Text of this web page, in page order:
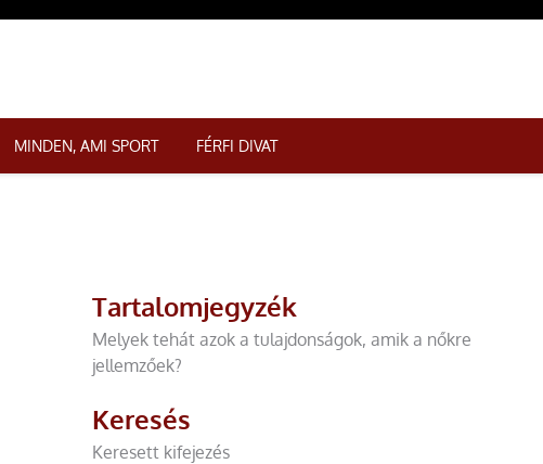
MINDEN, AMI SPORT FÉRFI DIVAT
Tartalomjegyzék
Melyek tehát azok a tulajdonságok, amik a nőkre
jellemzőek?
Keresés
Keresett kifejezés